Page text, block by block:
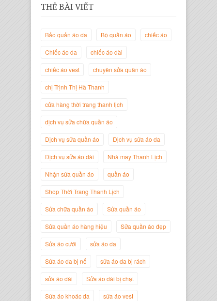
Trịnh Thị Hà Thanh
Trang Thanh Lịch
Giám Đốc Công ty Cây Xanh Gia
THẺ BÀI VIẾT
Bảo quản áo da Bộ quần áo chiếc áo
Chiếc áo da chiếc áo dài
chiếc áo vest chuyên sửa quần áo
chị Trịnh Thị Hà Thanh
cửa hàng thời trang thanh lịch
dịch vụ sửa chữa quần áo
Dịch vụ sửa quần áo Dịch vụ sửa áo da
Dịch vụ sửa áo dài Nhà may Thanh Lịch
Nhận sửa quần áo quần áo
Shop Thời Trang Thanh Lịch
Sửa chữa quần áo Sửa quần áo
Sửa quần áo hàng hiệu Sửa quần áo đẹp
Sửa áo cưới sửa áo da
Sửa áo da bị nổ sửa áo da bị rách
sửa áo dài Sửa áo dài bị chật
Sửa áo khoác da sửa áo vest